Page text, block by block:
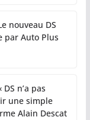
nouveau DS
par Auto Plus
n’a pas
une simple
Alain Descat